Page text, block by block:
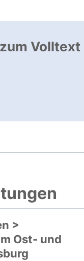
Volltext
neues
>
Ost- und